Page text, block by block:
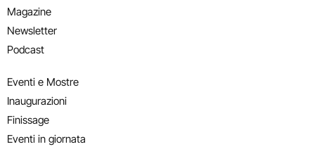
Magazine
Newsletter
Podcast
Eventi e Mostre
Inaugurazioni
Finissage
Eventi in giornata